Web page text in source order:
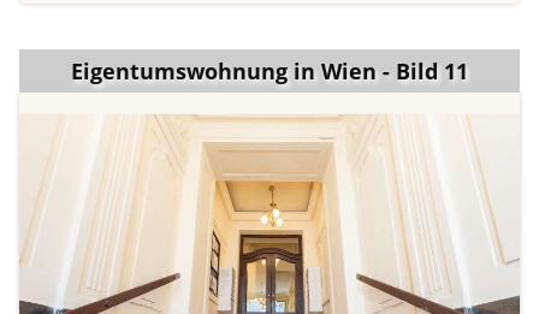
Eigentumswohnung in Wien - Bild 11